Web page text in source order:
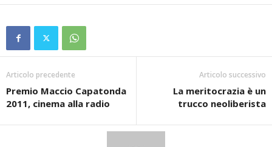
Articolo precedente
Premio Maccio Capatonda
2011, cinema alla radio
Articolo successivo
La meritocrazia è un
trucco neoliberista